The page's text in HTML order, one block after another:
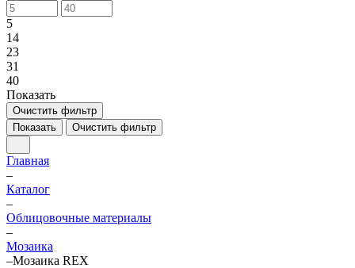
5
14
23
31
40
Показать
Очистить фильтр
Показать
Очистить фильтр
Главная
–
Каталог
–
Облицовочные материалы
–
Мозаика
–Мозаика REX